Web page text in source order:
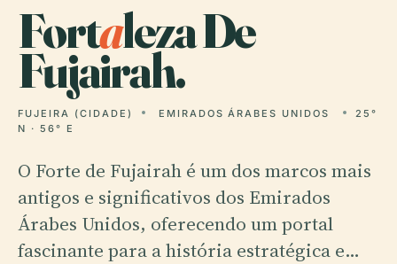
Fortaleza De
Fujairah.
FUJEIRA (CIDADE) EMIRADOS ÁRABES UNIDOS
25°
N · 56° E
O Forte de Fujairah é um dos marcos mais
antigos e significativos dos Emirados
Árabes Unidos, oferecendo um portal
fascinante para a história estratégica e…